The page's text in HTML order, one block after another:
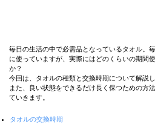
毎日の生活の中で必需品となっているタオル。
に使っていますが、実際にはどのくらいの期間
か？
今回は、タオルの種類と交換時期について解説し
また、良い状態をできるだけ長く保つための方
ていきます。
タオルの交換時期